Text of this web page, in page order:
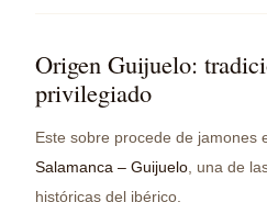
Origen Guijuelo:
privilegiado
Este sobre procede de jamones
Salamanca – Guijuelo , una de
históricas del ibérico.